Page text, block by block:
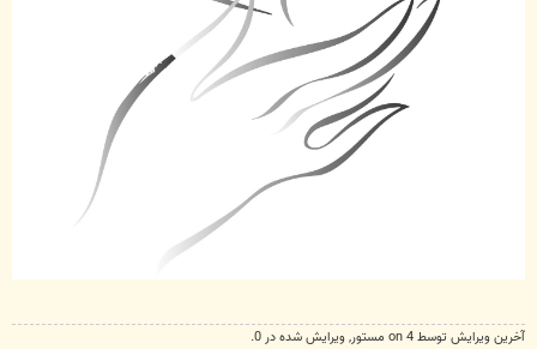
آخرین ويرايش توسط 4 on مستور, ويرايش شده در 0.